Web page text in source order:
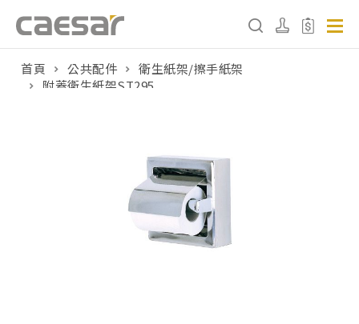
已下架商品
首頁 公共配件
衛生紙架/擦手紙架
附蓋衛生紙架ST295